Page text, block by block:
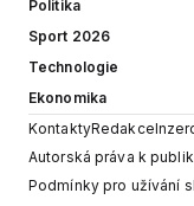
Politika
Sport 2026
Technologie
Ekonomika
KontaktyRedakce
Autorská práva k
Podmínky pro užívání